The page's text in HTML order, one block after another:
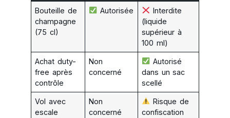
Bouteille de
champagne
(75 cl)
Autorisée
Interdite
(liquide
supérieur à
100 ml)
Achat duty-
free après
contrôle
Non
concerné
Autorisé
dans un sac
scellé
Vol avec
escale
Non
concerné
Risque de
confiscation